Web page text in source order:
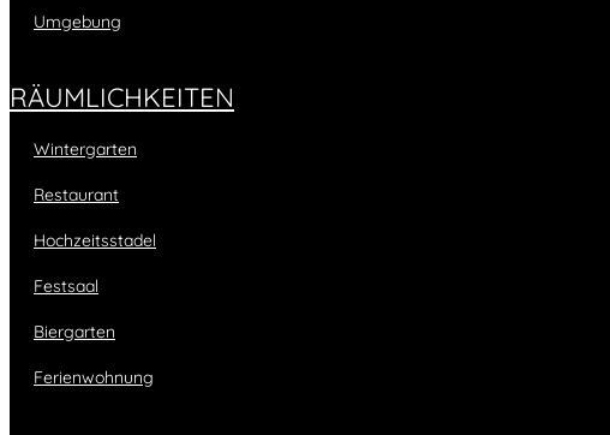
Umgebung
RÄUMLICHKEITEN
Wintergarten
Restaurant
Hochzeitsstadel
Festsaal
Biergarten
Ferienwohnung